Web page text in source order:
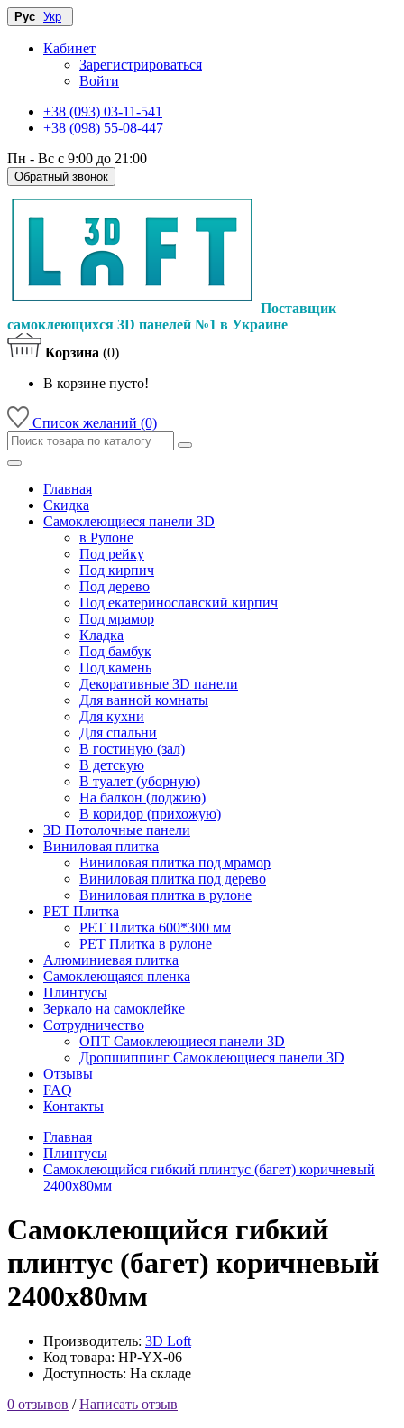
Рус Укр
Кабинет
Зарегистрироваться
Войти
+38 (093) 03-11-541
+38 (098) 55-08-447
Пн - Вс с 9:00 до 21:00
Обратный звонок
Поставщик
самоклеющихся 3D панелей №1 в Украине
Корзина (0)
В корзине пусто!
Список желаний (0)
Главная
Скидка
Самоклеющиеся панели 3D
в Рулоне
Под рейку
Под кирпич
Под дерево
Под екатеринославский кирпич
Под мрамор
Кладка
Под бамбук
Под камень
Декоративные 3D панели
Для ванной комнаты
Для кухни
Для спальни
В гостиную (зал)
В детскую
В туалет (уборную)
На балкон (лоджию)
В коридор (прихожую)
3D Потолочные панели
Виниловая плитка
Виниловая плитка под мрамор
Виниловая плитка под дерево
Виниловая плитка в рулоне
PET Плитка
PET Плитка 600*300 мм
PET Плитка в рулоне
Алюминиевая плитка
Самоклеющаяся пленка
Плинтусы
Зеркало на самоклейке
Сотрудничество
ОПТ Самоклеющиеся панели 3D
Дропшиппинг Самоклеющиеся панели 3D
Отзывы
FAQ
Контакты
Главная
Плинтусы
Самоклеющийся гибкий плинтус (багет) коричневый
2400х80мм
Самоклеющийся гибкий
плинтус (багет) коричневый
2400х80мм
Производитель: 3D Loft
Код товара: HP-YX-06
Доступность: На складе
0 отзывов /Написать отзыв